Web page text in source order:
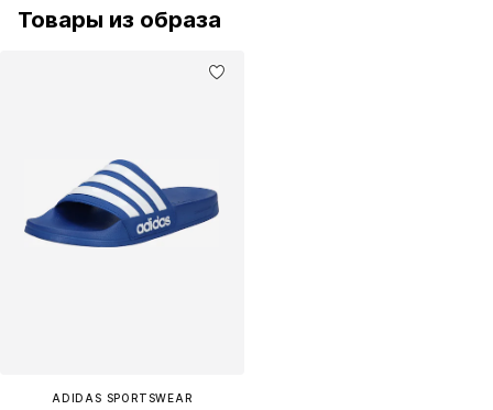
Товары из образа
ADIDAS SPORTSWEAR